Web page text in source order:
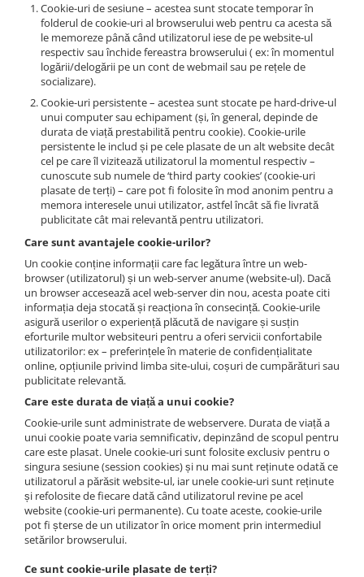
Cookie-uri de sesiune – acestea sunt stocate temporar în
folderul de cookie-uri al browserului web pentru ca acesta să
le memoreze până când utilizatorul iese de pe website-ul
respectiv sau închide fereastra browserului ( ex: în momentul
logării/delogării pe un cont de webmail sau pe rețele de
socializare).
Cookie-uri persistente – acestea sunt stocate pe hard-drive-ul
unui computer sau echipament (și, în general, depinde de
durata de viață prestabilită pentru cookie). Cookie-urile
persistente le includ și pe cele plasate de un alt website decât
cel pe care îl vizitează utilizatorul la momentul respectiv –
cunoscute sub numele de ‘third party cookies’ (cookie-uri
plasate de terți) – care pot fi folosite în mod anonim pentru a
memora interesele unui utilizator, astfel încât să fie livrată
publicitate cât mai relevantă pentru utilizatori.
Care sunt avantajele cookie-urilor?
Un cookie conține informații care fac legătura între un web-
browser (utilizatorul) și un web-server anume (website-ul). Dacă
un browser accesează acel web-server din nou, acesta poate citi
informația deja stocată și reacționa în consecință. Cookie-urile
asigură userilor o experiență plăcută de navigare și susțin
eforturile multor websiteuri pentru a oferi servicii confortabile
utilizatorilor: ex – preferințele în materie de confidențialitate
online, opțiunile privind limba site-ului, coșuri de cumpărături sau
publicitate relevantă.
Care este durata de viață a unui cookie?
Cookie-urile sunt administrate de webservere. Durata de viață a
unui cookie poate varia semnificativ, depinzând de scopul pentru
care este plasat. Unele cookie-uri sunt folosite exclusiv pentru o
singura sesiune (session cookies) și nu mai sunt reținute odată ce
utilizatorul a părăsit website-ul, iar unele cookie-uri sunt reținute
și refolosite de fiecare dată când utilizatorul revine pe acel
website (cookie-uri permanente). Cu toate aceste, cookie-urile
pot fi șterse de un utilizator în orice moment prin intermediul
setărilor browserului.
Ce sunt cookie-urile plasate de terți?